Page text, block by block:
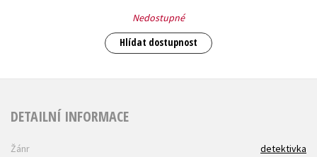
Nedostupné
Hlídat dostupnost
DETAILNÍ INFORMACE
Žánr
detektivka